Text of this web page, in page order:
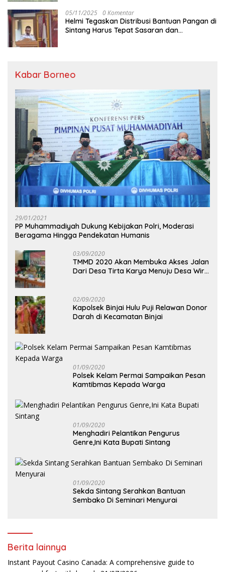
05/11/2025 0 Komentar
Helmi Tegaskan Distribusi Bantuan Pangan di
Sintang Harus Tepat Sasaran dan
Kabar Borneo
29/01/2021
PP Muhammadiyah Dukung Kebijakan Polri, Moderasi
Beragama Hingga Pendekatan Humanis
03/09/2020
TMMD 2020 Akan Membuka Akses Jalan
Dari Desa Tirta Karya Menuju Desa Wira
02/09/2020
Kapolsek Binjai Hulu Puji Relawan Donor
Darah di Kecamatan Binjai
01/09/2020
Polsek Kelam Permai Sampaikan Pesan
Kamtibmas Kepada Warga
01/09/2020
Menghadiri Pelantikan Pengurus
Genre,Ini Kata Bupati Sintang
01/09/2020
Sekda Sintang Serahkan Bantuan
Sembako Di Seminari Menyurai
Berita lainnya
Instant Payout Casino Canada: A comprehensive guide to